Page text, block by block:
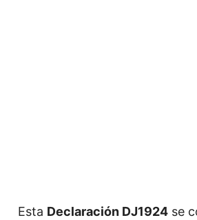
Esta Declaración DJ1924se